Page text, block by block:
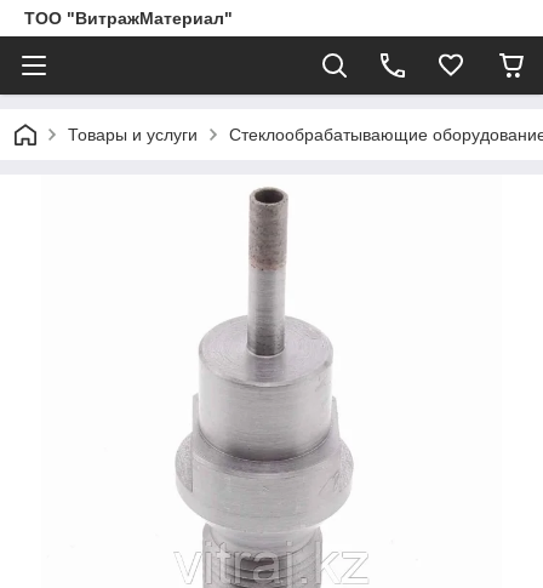
ТОО "ВитражМатериал"
Товары и услуги Стеклообрабатывающие